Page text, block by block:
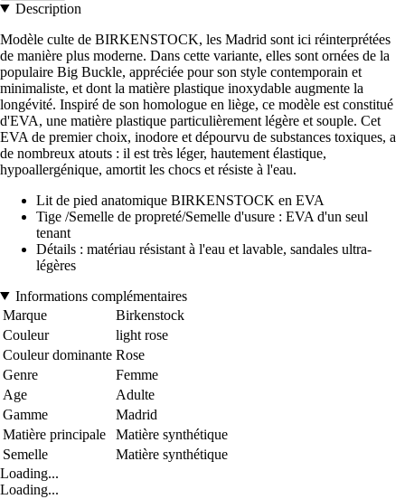
Description
Modèle culte de BIRKENSTOCK, les Madrid sont ici réinterprétées
de manière plus moderne. Dans cette variante, elles sont ornées de la
populaire Big Buckle, appréciée pour son style contemporain et
minimaliste, et dont la matière plastique inoxydable augmente la
longévité. Inspiré de son homologue en liège, ce modèle est constitué
d'EVA, une matière plastique particulièrement légère et souple. Cet
EVA de premier choix, inodore et dépourvu de substances toxiques, a
de nombreux atouts : il est très léger, hautement élastique,
hypoallergénique, amortit les chocs et résiste à l'eau.
Lit de pied anatomique BIRKENSTOCK en EVA
Tige /Semelle de propreté/Semelle d'usure : EVA d'un seul
tenant
Détails : matériau résistant à l'eau et lavable, sandales ultra-
légères
Informations complémentaires
Marque
Birkenstock
Couleur
light rose
Couleur dominante Rose
Genre
Femme
Age
Adulte
Gamme
Madrid
Matière principale
Matière synthétique
Semelle
Matière synthétique
Loading...
Loading...